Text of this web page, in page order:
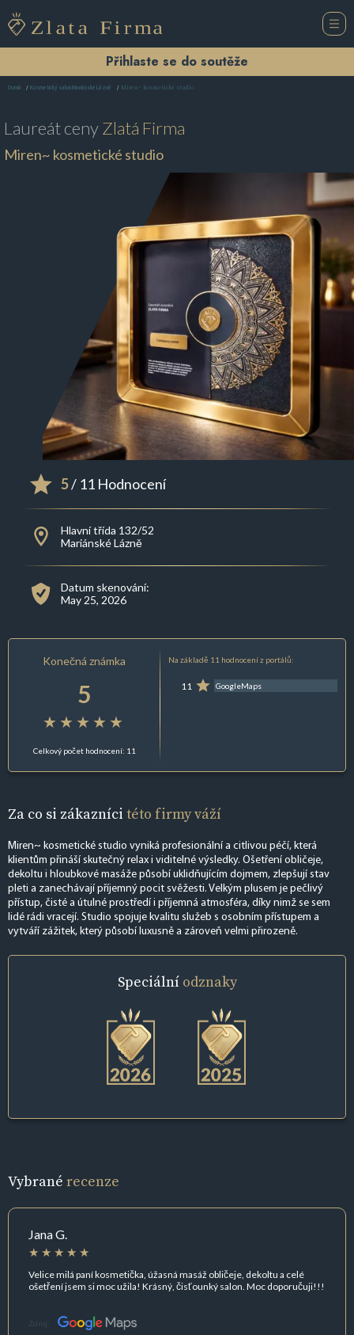
Přihlaste se do soutěže
Domů Kosmetický salon Mariánské Lázně Miren~ kosmetické studio
Laureát cenyZlatá Firma
Miren~ kosmetické studio
5/ 11 Hodnocení
Hlavní třída 132/52
Mariánské Lázně
Datum skenování:
May 25, 2026
Konečná známka
5
Celkový počet hodnocení: 11
Na základě 11 hodnocení z portálů:
11 GoogleMaps
Za co si zákazníci této firmy váží
Miren~ kosmetické studio vyniká profesionální a citlivou péčí, která
klientům přináší skutečný relax i viditelné výsledky. Ošetření obličeje,
dekoltu i hloubkové masáže působí uklidňujícím dojmem, zlepšují stav
pleti a zanechávají příjemný pocit svěžesti. Velkým plusem je pečlivý
přístup, čisté a útulné prostředí i příjemná atmosféra, díky nimž se sem
lidé rádi vracejí. Studio spojuje kvalitu služeb s osobním přístupem a
vytváří zážitek, který působí luxusně a zároveň velmi přirozeně.
Speciální odznaky
Vybrané recenze
Jana G.
Velice milá paní kosmetička, úžasná masáž obličeje, dekoltu a celé
ošetření jsem si moc užila! Krásný, čisťounký salon. Moc doporučuji!!!
Zdroj: